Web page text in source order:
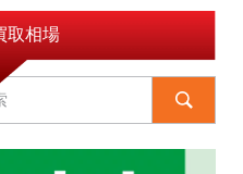
取相場